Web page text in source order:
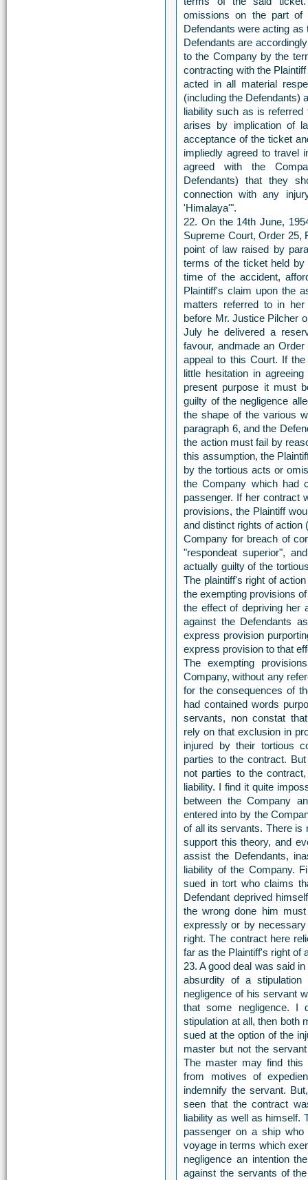
omissions on the part of
Defendants were acting
Defendants are
to the Company by the
contracting with the
acted in all material
(including the Defendants)
liability such as is
arises by implication of
acceptance of the ticket
impliedly agreed to travel
agreed with the
Defendants) that they
connection with any
'Himalaya'".
22. On the 14th June,
Supreme Court, Order 25,
point of law raised by
terms of the ticket held
time of the accident,
Plaintiff's claim upon the
matters referred to in
before Mr. Justice Pilcher
July he delivered a
favour, andmade an
appeal to this Court. If
little hesitation in
present purpose it must
guilty of the negligence
the shape of the various
paragraph 6, and the
the action must fail by
this assumption, the
by the tortious acts or
the Company which had
passenger. If her contract
provisions, the Plaintiff
and distinct rights of action
Company for breach of
"respondeat superior",
actually guilty of the
The plaintiff's right of
the exempting provisions
the effect of depriving her
against the Defendants
express provision
express provision to that
The exempting
Company, without any
for the consequences of
had contained words
servants, non constat
rely on that exclusion in
injured by their tortious
parties to the contract.
not parties to the
liability. I find it quite
between the Company
entered into by the
of all its servants. There is
support this theory, and
assist the Defendants,
liability of the Company.
sued in tort who claims
Defendant deprived
the wrong done him
expressly or by
right. The contract here
far as the Plaintiff's right of
23. A good deal was said
absurdity of a
negligence of his servant
that some negligence. I
stipulation at all, then both
sued at the option of the
master but not the
The master may find this
from motives of
indemnify the servant.
seen that the contract
liability as well as himself.
passenger on a ship
voyage in terms which
negligence an intention
against the servants of